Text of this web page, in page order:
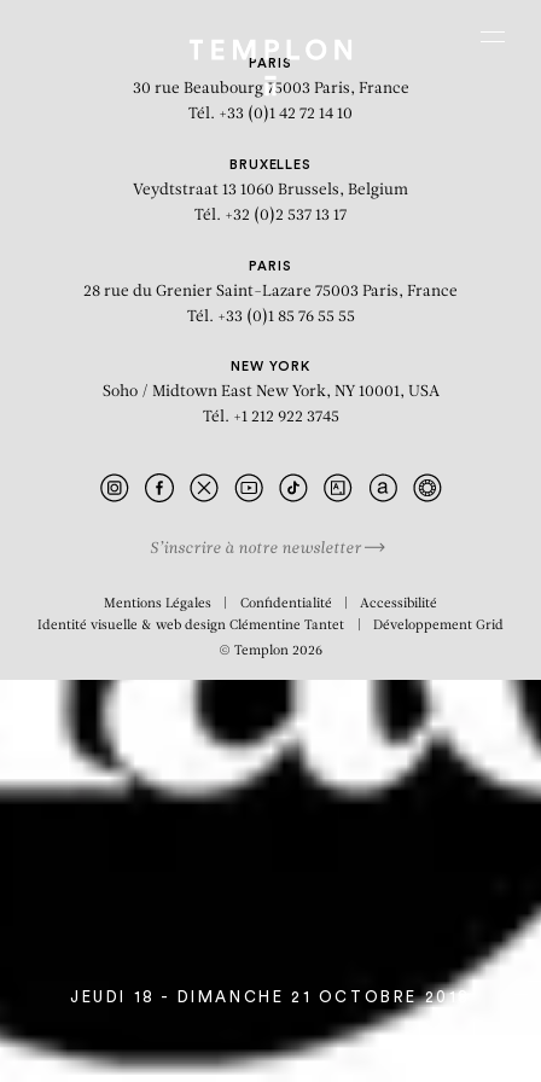
FIAC
JEUDI 18 - DIMANCHE 21 OCTOBRE 2018
PARIS
30 rue Beaubourg 75003 Paris, France
Tél. +33 (0)1 42 72 14 10
BRUXELLES
Veydtstraat 13 1060 Brussels, Belgium
Tél. +32 (0)2 537 13 17
PARIS
28 rue du Grenier Saint-Lazare 75003 Paris, France
Tél. +33 (0)1 85 76 55 55
NEW YORK
Soho / Midtown East New York, NY 10001, USA
Tél. +1 212 922 3745
S’inscrire à notre newsletter
Mentions Légales Confidentialité
Accessibilité
Identité visuelle & web designClémentine Tantet Développement Grid
© Templon 2026